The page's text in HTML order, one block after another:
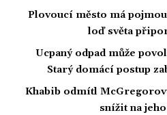
Plovoucí město má
loď světa
Ucpaný odpad může
Starý domácí postup
Khabib odmítl
snížit na